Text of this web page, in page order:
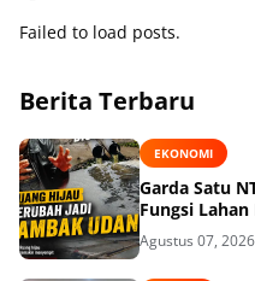
Failed to load posts.
Berita Terbaru
EKONOMI
Garda Satu
Fungsi
Agustus 07, 2026